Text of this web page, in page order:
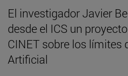
El investigador Javier
desde el ICS un
CINET sobre los límites
Artificial